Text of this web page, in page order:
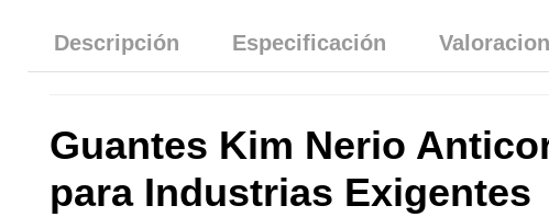
Descripción Especificación
Guantes Kim Nerio
para Industrias Exigentes